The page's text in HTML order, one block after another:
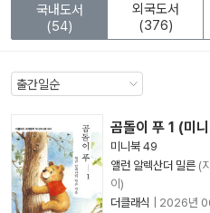
국내도서
(54)
외국도서
(376)
곰돌이 푸 1 (미
미니북 49
앨런 알렉산더 밀른 (
이)
더클래식
2026년